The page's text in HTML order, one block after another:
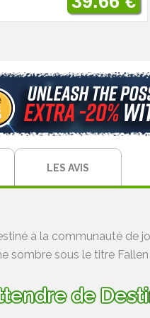
LES AVIS
à la communauté de
sombre sous le titre
de